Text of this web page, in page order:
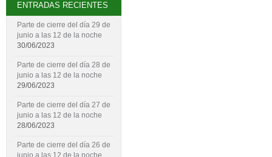
ENTRADAS RECIENTES
Parte de cierre del día 29 de
junio a las 12 de la noche
30/06/2023
Parte de cierre del día 28 de
junio a las 12 de la noche
29/06/2023
Parte de cierre del día 27 de
junio a las 12 de la noche
28/06/2023
Parte de cierre del día 26 de